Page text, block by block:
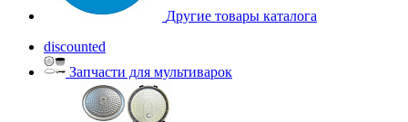
Другие товары каталога
discounted
Запчасти для мультиварок